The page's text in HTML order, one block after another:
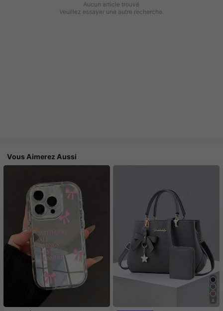
Aucun article trouvé
Veuillez essayer une autre recherche.
Vous Aimerez Aussi
4